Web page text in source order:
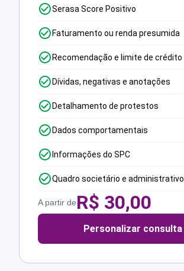
Serasa Score Positivo
Faturamento ou renda presumida
Recomendação e limite de crédito
Dívidas, negativas e anotações
Detalhamento de protestos
Dados comportamentais
Informações do SPC
Quadro societário e administrativo
A partir deR$ 30,00
Personalizar consulta